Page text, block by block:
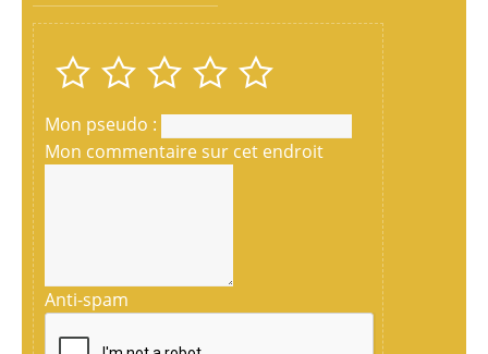
Mon pseudo :
Mon commentaire sur cet endroit
Anti-spam